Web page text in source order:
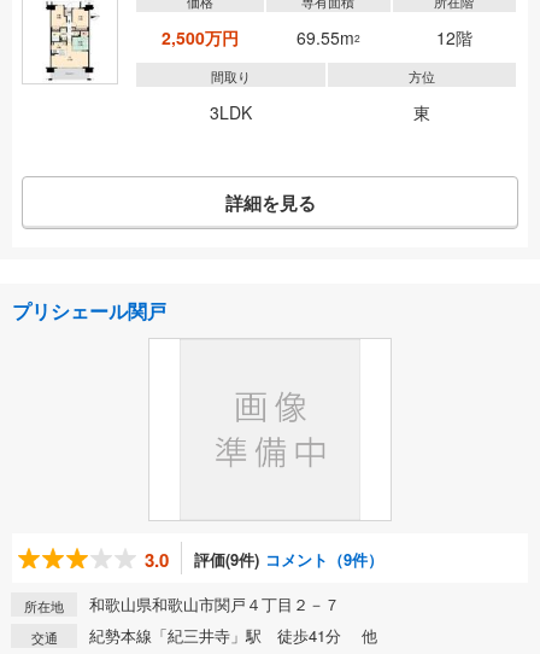
2,500万円 69.55m2 12階
間取り
3LDK
方位
東
詳細を見る
プリシェール関戸
3.0 評価(9件) コメント（9件）
所在地 和歌山県和歌山市関戸４丁目２－７
交通 紀勢本線「紀三井寺」駅 徒歩41分 他